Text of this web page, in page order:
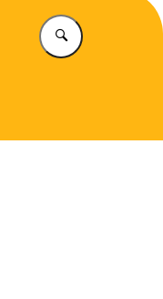
Vul in wat u